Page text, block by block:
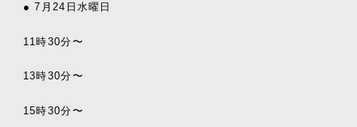
● 7月24日水曜日
11時30分〜
13時30分〜
15時30分〜